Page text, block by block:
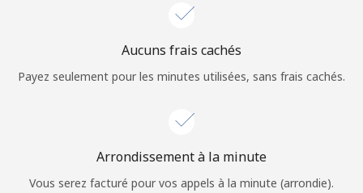
Rappel du mot de passe →
Login
Aucuns frais cachés
Payez seulement pour les minutes utilisées, sans frais cachés.
Arrondissement à la minute
Vous serez facturé pour vos appels à la minute (arrondie).